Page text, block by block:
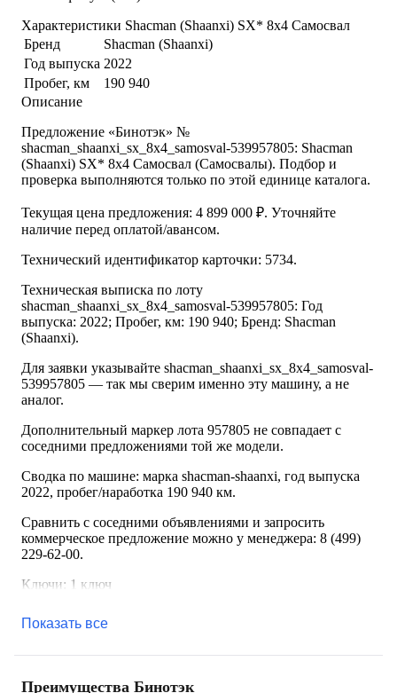
Характеристики Shacman (Shaanxi) SX* 8x4 Самосвал
Бренд
Shacman (Shaanxi)
Год выпуска 2022
Пробег, км
190 940
Описание
Предложение «Бинотэк» №
shacman_shaanxi_sx_8x4_samosval-539957805: Shacman
(Shaanxi) SX* 8x4 Самосвал (Самосвалы). Подбор и
проверка выполняются только по этой единице каталога.
Текущая цена предложения: 4 899 000 ₽. Уточняйте
наличие перед оплатой/авансом.
Технический идентификатор карточки: 5734.
Техническая выписка по лоту
shacman_shaanxi_sx_8x4_samosval-539957805: Год
выпуска: 2022; Пробег, км: 190 940; Бренд: Shacman
(Shaanxi).
Для заявки указывайте shacman_shaanxi_sx_8x4_samosval-
539957805 — так мы сверим именно эту машину, а не
аналог.
Дополнительный маркер лота 957805 не совпадает с
соседними предложениями той же модели.
Сводка по машине: марка shacman-shaanxi, год выпуска
2022, пробег/наработка 190 940 км.
Сравнить с соседними объявлениями и запросить
коммерческое предложение можно у менеджера: 8 (499)
229-62-00.
Ключи: 1 ключ
Показать все
Преимущества Бинотэк